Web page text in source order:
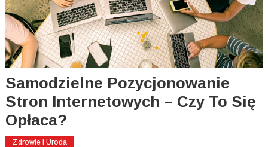
Samodzielne Pozycjonowanie
Stron Internetowych – Czy To Się
Opłaca?
Zdrowie I Uroda